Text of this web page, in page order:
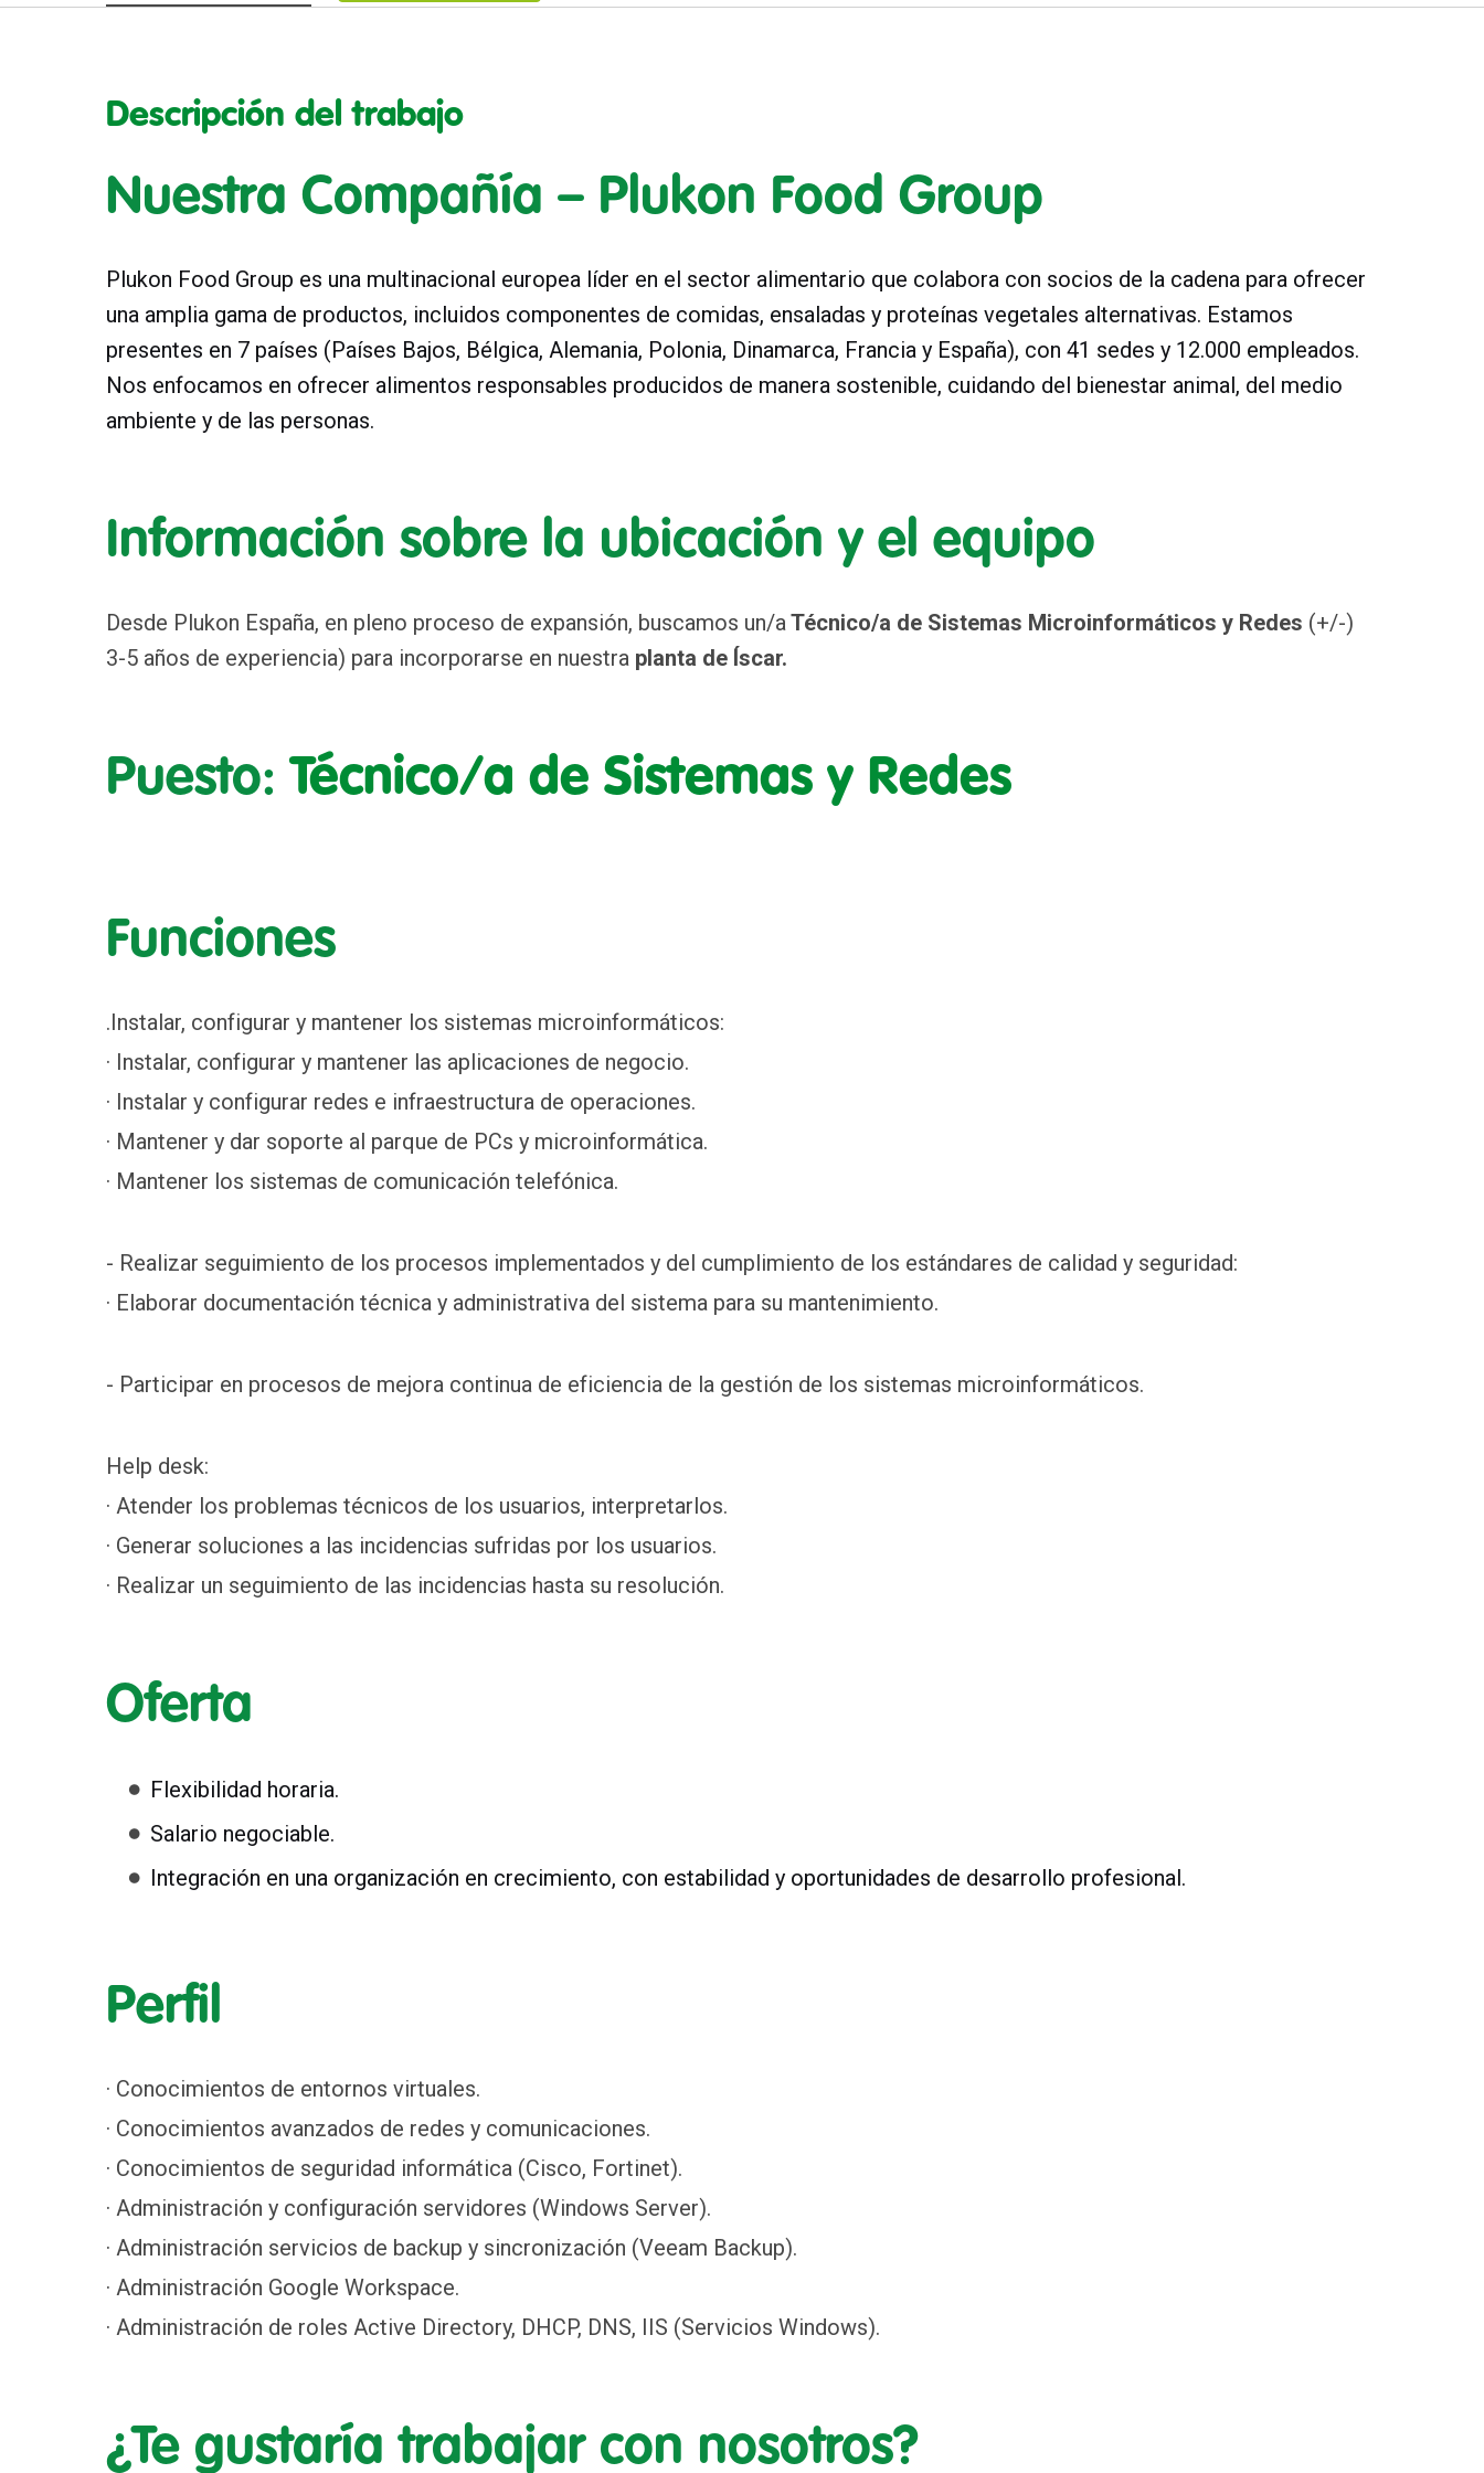
Descripción del trabajo
Nuestra Compañía – Plukon Food Group
Plukon Food Group es una multinacional europea líder en el sector alimentario que colabora con socios de la cadena para ofrecer
una amplia gama de productos, incluidos componentes de comidas, ensaladas y proteínas vegetales alternativas. Estamos
presentes en 7 países (Países Bajos, Bélgica, Alemania, Polonia, Dinamarca, Francia y España), con 41 sedes y 12.000 empleados.
Nos enfocamos en ofrecer alimentos responsables producidos de manera sostenible, cuidando del bienestar animal, del medio
ambiente y de las personas.
Información sobre la ubicación y el equipo
Desde Plukon España, en pleno proceso de expansión, buscamos un/aTécnico/a de Sistemas Microinformáticos y Redes (+/-)
3-5 años de experiencia) para incorporarse en nuestra planta de Íscar.
Puesto:Técnico/a de Sistemas y Redes
Funciones
.Instalar, configurar y mantener los sistemas microinformáticos:
· Instalar, configurar y mantener las aplicaciones de negocio.
· Instalar y configurar redes e infraestructura de operaciones.
· Mantener y dar soporte al parque de PCs y microinformática.
· Mantener los sistemas de comunicación telefónica.
- Realizar seguimiento de los procesos implementados y del cumplimiento de los estándares de calidad y seguridad:
· Elaborar documentación técnica y administrativa del sistema para su mantenimiento.
- Participar en procesos de mejora continua de eficiencia de la gestión de los sistemas microinformáticos.
Help desk:
· Atender los problemas técnicos de los usuarios, interpretarlos.
· Generar soluciones a las incidencias sufridas por los usuarios.
· Realizar un seguimiento de las incidencias hasta su resolución.
Oferta
Flexibilidad horaria.
Salario negociable.
Integración en una organización en crecimiento, con estabilidad y oportunidades de desarrollo profesional.
Perfil
· Conocimientos de entornos virtuales.
· Conocimientos avanzados de redes y comunicaciones.
· Conocimientos de seguridad informática (Cisco, Fortinet).
· Administración y configuración servidores (Windows Server).
· Administración servicios de backup y sincronización (Veeam Backup).
· Administración Google Workspace.
· Administración de roles Active Directory, DHCP, DNS, IIS (Servicios Windows).
¿Te gustaría trabajar con nosotros?